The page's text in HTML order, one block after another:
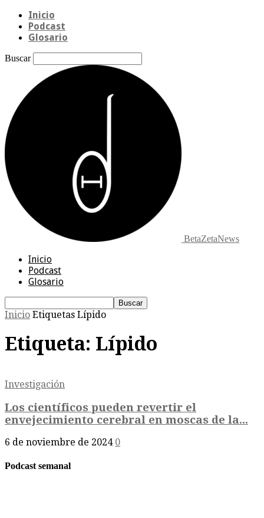
Inicio
Podcast
Glosario
Buscar
BetaZetaNews
Inicio
Podcast
Glosario
Inicio Etiquetas Lípido
Etiqueta: Lípido
Investigación
Los científicos pueden revertir el
envejecimiento cerebral en moscas de la...
6 de noviembre de 2024 0
Podcast semanal